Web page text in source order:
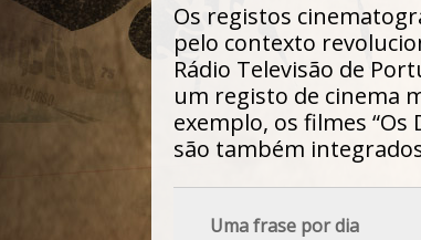
Os registos
pelo contexto
Rádio Televisão de
um registo de cinema
exemplo, os filmes “Os
são também
Uma frase por dia